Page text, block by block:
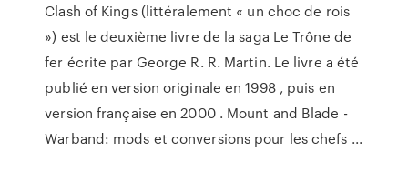
Clash of Kings (littéralement « un choc de rois
») est le deuxième livre de la saga Le Trône de
fer écrite par George R. R. Martin. Le livre a été
publié en version originale en 1998 , puis en
version française en 2000 . Mount and Blade -
Warband: mods et conversions pour les chefs ...